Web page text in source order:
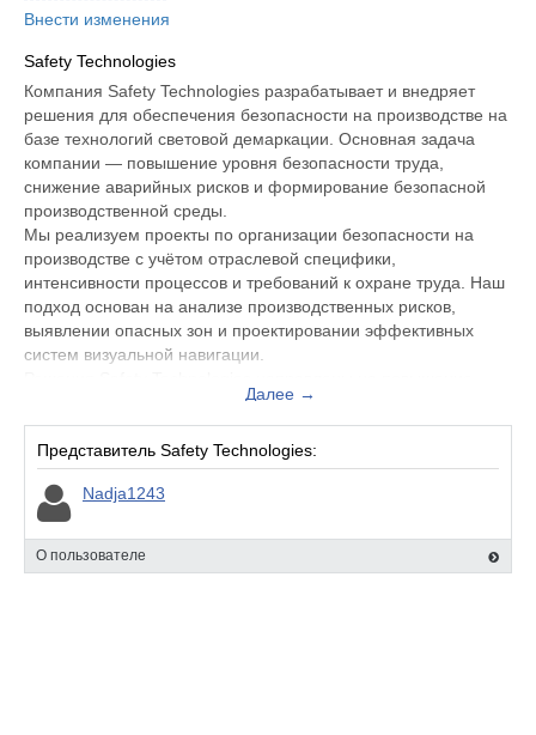
Внести изменения
Safety Technologies
Компания Safety Technologies разрабатывает и внедряет
решения для обеспечения безопасности на производстве на
базе технологий световой демаркации. Основная задача
компании — повышение уровня безопасности труда,
снижение аварийных рисков и формирование безопасной
производственной среды.
Мы реализуем проекты по организации безопасности на
производстве с учётом отраслевой специфики,
интенсивности процессов и требований к охране труда. Наш
подход основан на анализе производственных рисков,
выявлении опасных зон и проектировании эффективных
систем визуальной навигации.
безопасности персонала на производстве, защиту
сотрудников и оптимизацию движения людей и техники. Мы
помогаем предприятиям выстраивать системы безопасности
производства, снижая вероятность нарушений техники
безопасности и производственного травматизма.
Далее →
Представитель Safety Technologies:
Nadja1243
О пользователе